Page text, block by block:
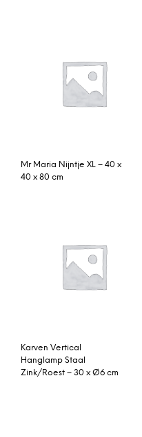
Mr Maria Nijntje XL – 40 x
40 x 80 cm
Karven Vertical
Hanglamp Staal
Zink/Roest – 30 x Ø6 cm